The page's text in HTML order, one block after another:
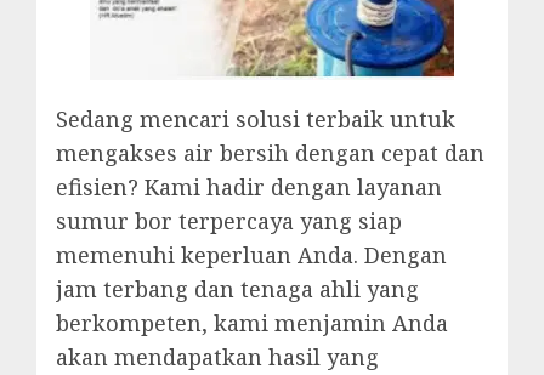
Sedang mencari solusi terbaik untuk
mengakses air bersih dengan cepat dan
efisien? Kami hadir dengan layanan
sumur bor terpercaya yang siap
memenuhi keperluan Anda. Dengan
jam terbang dan tenaga ahli yang
berkompeten, kami menjamin Anda
akan mendapatkan hasil yang